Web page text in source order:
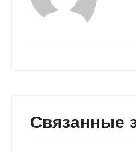
Связанные